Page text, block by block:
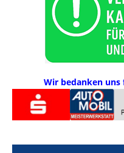
Wir bedanken